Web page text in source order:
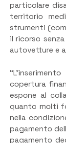
particolare
territorio
strumenti
il ricorso
autovetture e
copertura
espone al
quanto molti
nella
pagamento
pagamento